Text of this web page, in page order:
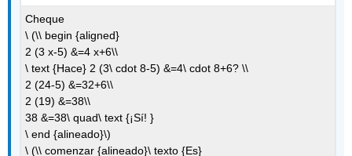
Cheque
\ (\\ begin {aligned}
2 (3 x-5) &=4 x+6\\
\ text {Hace} 2 (3\ cdot 8-5) &=4\ cdot 8+6? \\
2 (24-5) &=32+6\\
2 (19) &=38\\
38 &=38\ quad\ text {¡Sí! }
\ end {alineado}\)
\ (\\ comenzar {alineado}\ texto {Es}